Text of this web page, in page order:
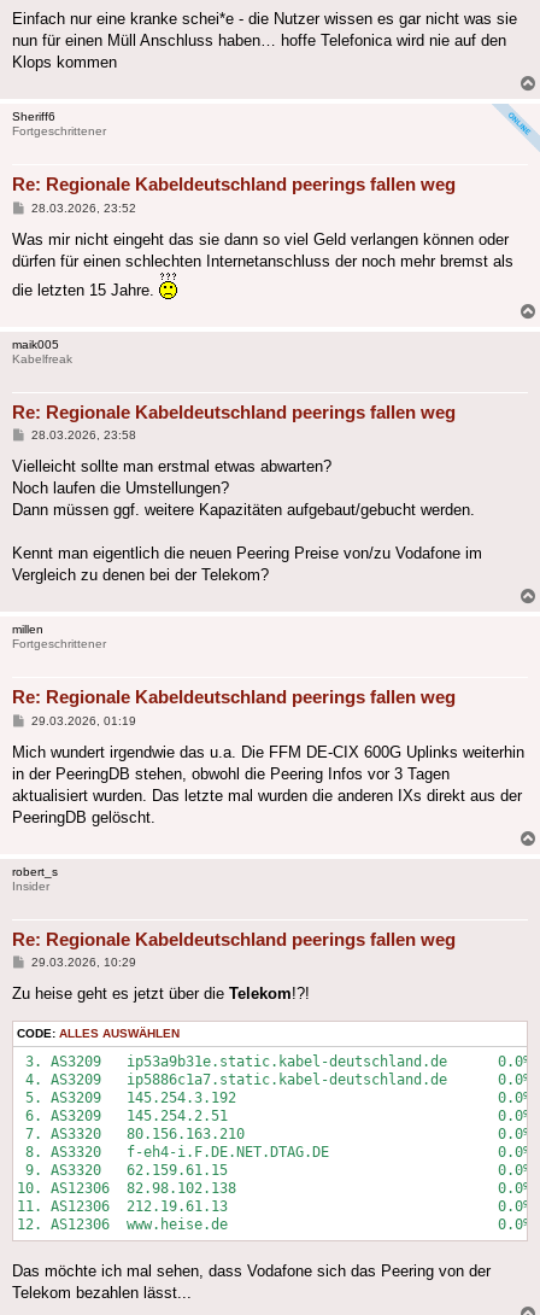
Einfach nur eine kranke schei*e - die Nutzer wissen es gar nicht was sie
nun für einen Müll Anschluss haben… hoffe Telefonica wird nie auf den
Klops kommen
Sheriff6
Fortgeschrittener
Re: Regionale Kabeldeutschland peerings fallen weg
Beitrag
28.03.2026, 23:52
Was mir nicht eingeht das sie dann so viel Geld verlangen können oder
dürfen für einen schlechten Internetanschluss der noch mehr bremst als
die letzten 15 Jahre.
maik005
Kabelfreak
Re: Regionale Kabeldeutschland peerings fallen weg
Beitrag
28.03.2026, 23:58
Vielleicht sollte man erstmal etwas abwarten?
Noch laufen die Umstellungen?
Dann müssen ggf. weitere Kapazitäten aufgebaut/gebucht werden.
Kennt man eigentlich die neuen Peering Preise von/zu Vodafone im
Vergleich zu denen bei der Telekom?
millen
Fortgeschrittener
Re: Regionale Kabeldeutschland peerings fallen weg
Beitrag
29.03.2026, 01:19
Mich wundert irgendwie das u.a. Die FFM DE-CIX 600G Uplinks weiterhin
in der PeeringDB stehen, obwohl die Peering Infos vor 3 Tagen
aktualisiert wurden. Das letzte mal wurden die anderen IXs direkt aus der
PeeringDB gelöscht.
robert_s
Insider
Re: Regionale Kabeldeutschland peerings fallen weg
Beitrag
29.03.2026, 10:29
Zu heise geht es jetzt über die Telekom!?!
CODE: ALLES AUSWÄHLEN
3. AS3209   ip53a9b31e.static.kabel-deutschland.de
4. AS3209   ip5886c1a7.static.kabel-deutschland.de
5. AS3209   145.254.3.192                               0.0%
6. AS3209   145.254.2.51                                0.0%
7. AS3320   80.156.163.210                              0.0%
8. AS3320   f-eh4-i.F.DE.NET.DTAG.DE
9. AS3320   62.159.61.15                                0.0%
10. AS12306  82.98.102.138                               0.0%
11. AS12306  212.19.61.13                                0.0%
Das möchte ich mal sehen, dass Vodafone sich das Peering von der
Telekom bezahlen lässt...